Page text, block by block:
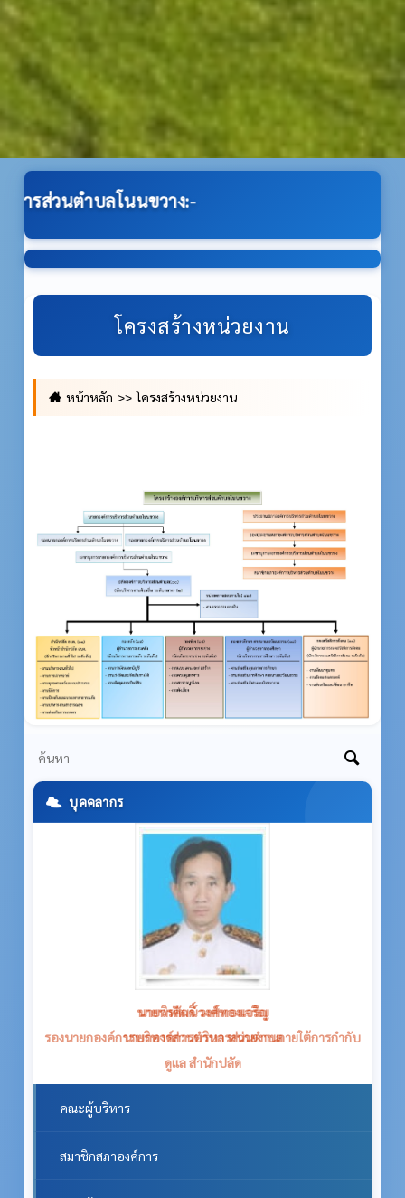
วาง:-
โครงสร้างหน่วยงาน
หน้าหลัก โครงสร้างหน่วยงาน
บุคคลากร
นายวรศักดิ์ วงศ์ทองเจริญ
รองนายกองค์การบริหารส่วนตำบล หน่วยงานภายใต้การกำกับ
ดูแล สำนักปลัด
คณะผู้บริหาร
สมาชิกสภาองค์การ